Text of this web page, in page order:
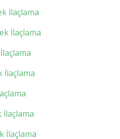
İlaçlama
İlaçlama
İlaçlama
İlaçlama